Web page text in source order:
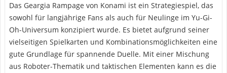
Das Geargia Rampage von Konami ist ein Strategiespiel, das
sowohl für langjährige Fans als auch für Neulinge im Yu-Gi-
Oh-Universum konzipiert wurde. Es bietet aufgrund seiner
vielseitigen Spielkarten und Kombinationsmöglichkeiten eine
gute Grundlage für spannende Duelle. Mit einer Mischung
aus Roboter-Thematik und taktischen Elementen kann es die